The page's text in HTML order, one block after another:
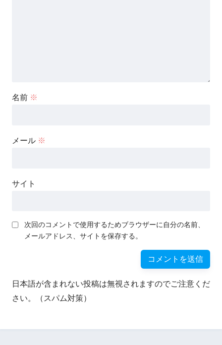
名前 ※
メール ※
サイト
次回のコメントで使用するためブラウザーに自分の名前、
メールアドレス、サイトを保存する。
日本語が含まれない投稿は無視されますのでご注意くだ
さい。（スパム対策）